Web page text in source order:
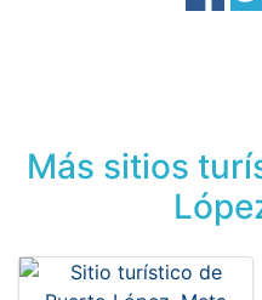
Más sitios